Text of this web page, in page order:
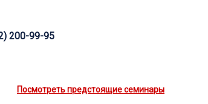
200-99-95
Посмотреть предстоящие семинары